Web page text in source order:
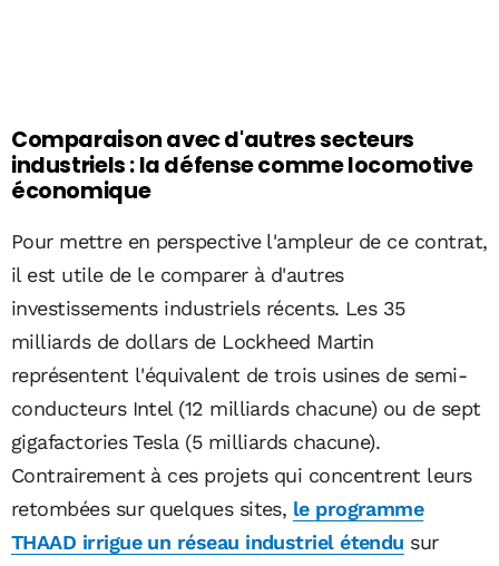
Comparaison avec d'autres secteurs
industriels : la défense comme locomotive
économique
Pour mettre en perspective l'ampleur de ce contrat,
il est utile de le comparer à d'autres
investissements industriels récents. Les 35
milliards de dollars de Lockheed Martin
représentent l'équivalent de trois usines de semi-
conducteurs Intel (12 milliards chacune) ou de sept
gigafactories Tesla (5 milliards chacune).
Contrairement à ces projets qui concentrent leurs
retombées sur quelques sites, le programme
THAAD irrigue un réseau industriel étendu sur